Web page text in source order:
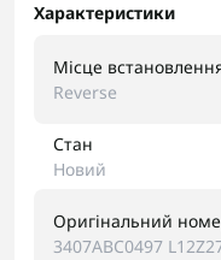
Характеристики
Місце
Reverse
Стан
Новий
Оригінальний
3407ABC0497